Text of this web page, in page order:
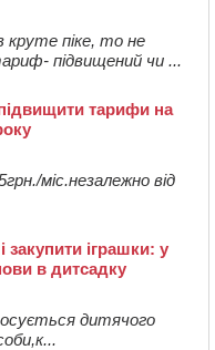
круте піке, то не
підвищений чи ...
тарифи на
міс.незалежно від
закупити іграшки: у
в дитсадку
дитячого